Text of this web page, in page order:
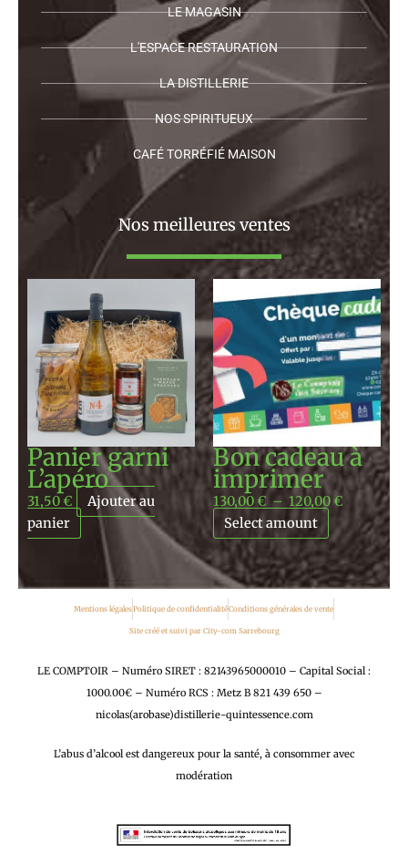
LE MAGASIN
L'ESPACE RESTAURATION
LA DISTILLERIE
NOS SPIRITUEUX
CAFÉ TORRÉFIÉ MAISON
Nos meilleures ventes
Panier garni
L’apéro
31,50€
Ajouter au
panier
Bon cadeau à
imprimer
130,00€ – 120,00€
Plage
de
prix :
130,00 €
à
120,00 €
Select amount
Mentions légalesPolitique de confidentialitéConditions générales de vente
Site créé et suivi par City-com Sarrebourg
LE COMPTOIR – Numéro SIRET : 82143965000010 – Capital Social :
1000.00€ – Numéro RCS : Metz B 821 439 650 –
nicolas(arobase)distillerie-quintessence.com
L’abus d’alcool est dangereux pour la santé, à consommer avec
modération